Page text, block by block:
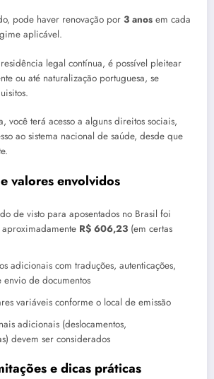
pode haver renovação por 3 anos em cada
aplicável.
residência legal contínua, é possível pleitear
ou até naturalização portuguesa, se
você terá acesso a alguns direitos sociais,
ao sistema nacional de saúde, desde que
valores envolvidos
de visto para aposentados no Brasil foi
R$ 606,23 (em certas
adicionais com traduções, autenticações,
envio de documentos
variáveis conforme o local de emissão
adicionais (deslocamentos,
devem ser considerados
e dicas práticas